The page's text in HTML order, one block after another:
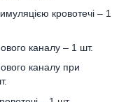
кровотечі – 1
каналу – 1 шт.
каналу при